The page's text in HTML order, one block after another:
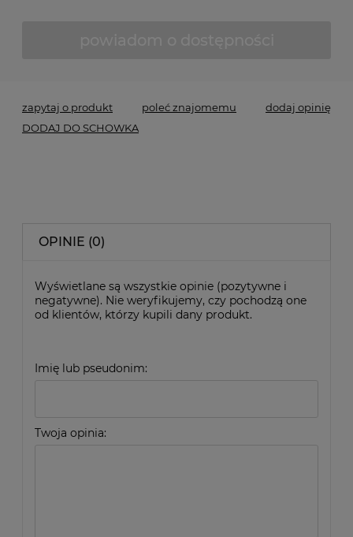
zapytaj o produkt poleć znajomemu
dodaj opinię
DODAJ DO SCHOWKA
OPINIE (0)
Wyświetlane są wszystkie opinie (pozytywne i
negatywne). Nie weryfikujemy, czy pochodzą one
od klientów, którzy kupili dany produkt.
Imię lub pseudonim:
Twoja opinia: